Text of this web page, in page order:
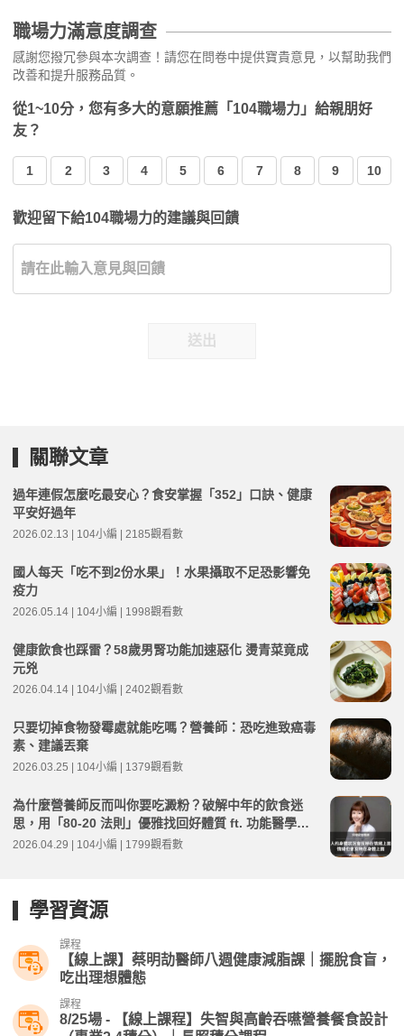
職場力滿意度調查
感謝您撥冗參與本次調查！請您在問卷中提供寶貴意見，以幫助我們
改善和提升服務品質。
從1~10分，您有多大的意願推薦「104職場力」給親朋好
友？
1 2 3 4 5 6 7 8 9 10
歡迎留下給104職場力的建議與回饋
送出
關聯文章
過年連假怎麼吃最安心？食安掌握「352」口訣、健康
平安好過年
2026.02.13 | 104小編 | 2185觀看數
國人每天「吃不到2份水果」！水果攝取不足恐影響免
疫力
2026.05.14 | 104小編 | 1998觀看數
健康飲食也踩雷？58歲男腎功能加速惡化 燙青菜竟成
元兇
2026.04.14 | 104小編 | 2402觀看數
只要切掉食物發霉處就能吃嗎？營養師：恐吃進致癌毒
素、建議丟棄
2026.03.25 | 104小編 | 1379觀看數
為什麼營養師反而叫你要吃澱粉？破解中年的飲食迷
思，用「80-20 法則」優雅找回好體質 ft. 功能醫學營
養師 何埻安 | 高年級不打烊 x 用 AI 點亮第二人生 EP2
2026.04.29 | 104小編 | 1799觀看數
學習資源
課程
【線上課】蔡明劼醫師八週健康減脂課｜擺脫食盲，
吃出理想體態
課程
8/25場 - 【線上課程】失智與高齡吞嚥營養餐食設計